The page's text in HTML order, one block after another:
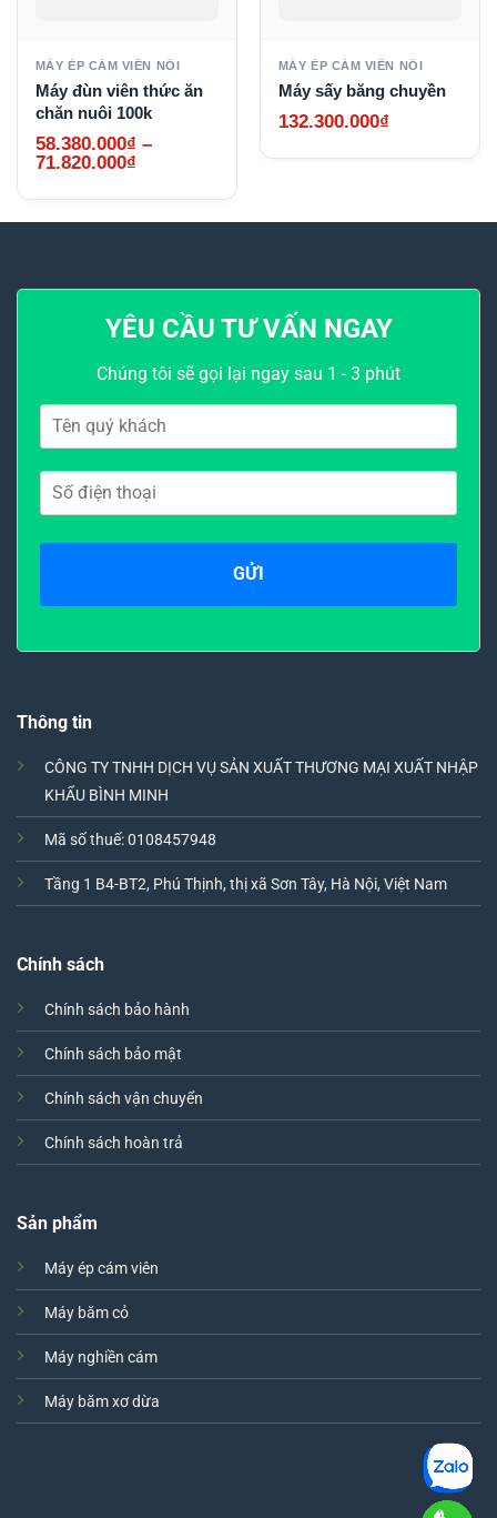
MÁY ÉP CÁM VIÊN NỔI
Máy đùn viên thức ăn
chăn nuôi 100k
58.380.000₫ –
71.820.000₫Khoảng
từ
58.380.000₫
MÁY ÉP CÁM VIÊN NỔI
Máy sấy băng chuyền
132.300.000₫
YÊU CẦU TƯ VẤN NGAY
Chúng tôi sẽ gọi lại ngay sau 1 - 3 phút
Thông tin
CÔNG TY TNHH DỊCH VỤ SẢN XUẤT THƯƠNG MẠI XUẤT NHẬP
KHẨU BÌNH MINH
Mã số thuế: 0108457948
Tầng 1 B4-BT2, Phú Thịnh, thị xã Sơn Tây, Hà Nội, Việt Nam
Chính sách
Chính sách bảo hành
Chính sách bảo mật
Chính sách vận chuyển
Chính sách hoàn trả
Sản phẩm
Máy ép cám viên
Máy băm cỏ
Máy nghiền cám
Máy băm xơ dừa